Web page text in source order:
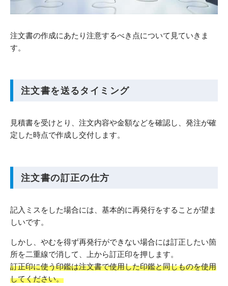
注文書の作成にあたり注意するべき点について見ていきま
す。
注文書を送るタイミング
見積書を受けとり、注文内容や金額などを確認し、発注が確
定した時点で作成し交付します。
注文書の訂正の仕方
記入ミスをした場合には、基本的に再発行をすることが望ま
しいです。
しかし、やむを得ず再発行ができない場合には訂正したい箇
所を二重線で消して、上から訂正印を押します。
訂正印に使う印鑑は注文書で使用した印鑑と同じものを使用
してください。